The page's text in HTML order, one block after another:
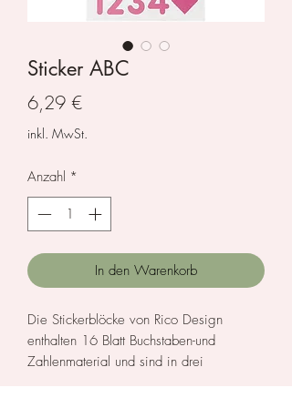
Sticker ABC
6,29 €Preis
inkl. MwSt.
Anzahl *
In den Warenkorb
Die Stickerblöcke von Rico Design
enthalten 16 Blatt Buchstaben-und
Zahlenmaterial und sind in drei